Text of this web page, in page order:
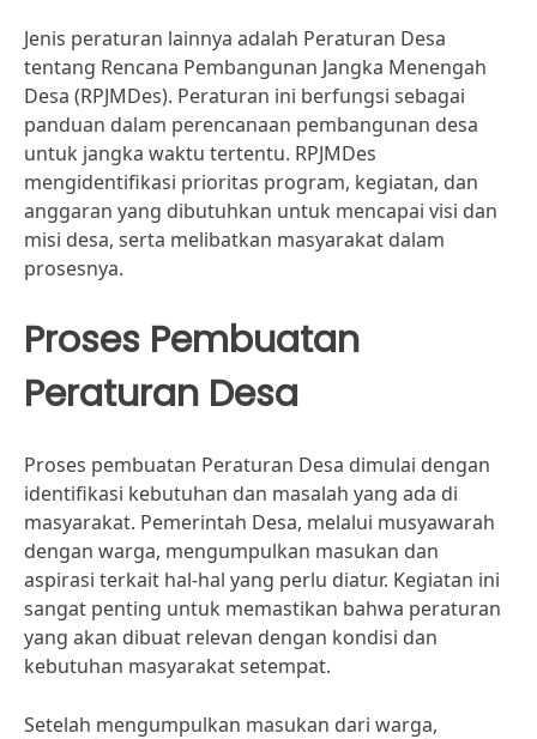
Jenis peraturan lainnya adalah Peraturan Desa
tentang Rencana Pembangunan Jangka Menengah
Desa (RPJMDes). Peraturan ini berfungsi sebagai
panduan dalam perencanaan pembangunan desa
untuk jangka waktu tertentu. RPJMDes
mengidentifikasi prioritas program, kegiatan, dan
anggaran yang dibutuhkan untuk mencapai visi dan
misi desa, serta melibatkan masyarakat dalam
prosesnya.
Proses Pembuatan
Peraturan Desa
Proses pembuatan Peraturan Desa dimulai dengan
identifikasi kebutuhan dan masalah yang ada di
masyarakat. Pemerintah Desa, melalui musyawarah
dengan warga, mengumpulkan masukan dan
aspirasi terkait hal-hal yang perlu diatur. Kegiatan ini
sangat penting untuk memastikan bahwa peraturan
yang akan dibuat relevan dengan kondisi dan
kebutuhan masyarakat setempat.
Setelah mengumpulkan masukan dari warga,